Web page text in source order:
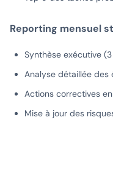
Reporting mensuel
Synthèse exécutive
Analyse détaillée des
Actions correctives
Mise à jour des